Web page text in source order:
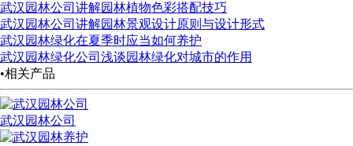
武汉园林公司讲解园林植物色彩搭配技巧
武汉园林公司讲解园林景观设计原则与设计形式
武汉园林绿化在夏季时应当如何养护
武汉园林绿化公司浅谈园林绿化对城市的作用
•相关产品
武汉园林公司